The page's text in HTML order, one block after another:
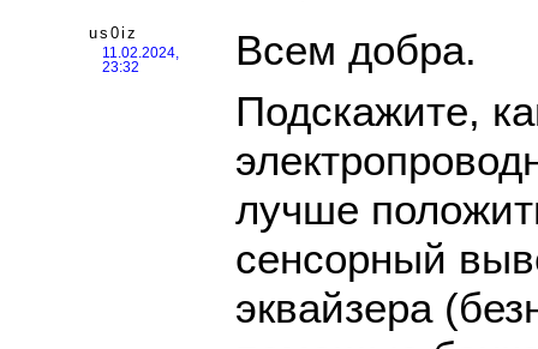
us0iz
11.02.2024,
23:32
Всем добра.
Подскажите,
лучше
сенсорный
эквайзера